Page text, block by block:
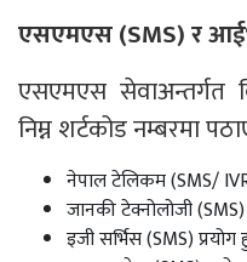
एसएमएस (SMS) र
एसएमएस सेवाअन्तर्गत
निम्न शर्टकोड नम्बरमा
नेपाल टेलिकम (SMS/
जानकी टेक्नोलोजी
इजी सर्भिस (SMS)